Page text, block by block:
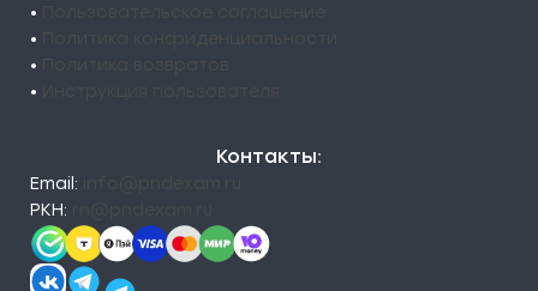
•
•
•
•
Контакты:
Email:
РКН: